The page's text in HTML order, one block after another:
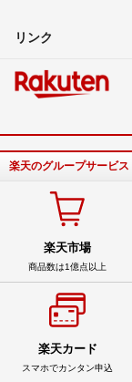
リンク
楽天のグループサービス
楽天市場
商品数は1億点以上
楽天カード
スマホでカンタン申込